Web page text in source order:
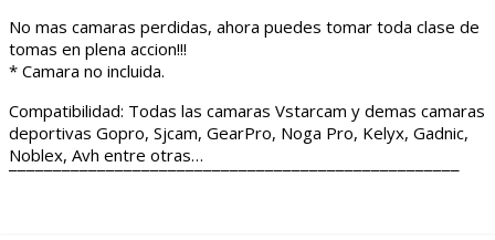
No mas camaras perdidas, ahora puedes tomar toda clase de
tomas en plena accion!!!
* Camara no incluida.
Compatibilidad: Todas las camaras Vstarcam y demas camaras
deportivas Gopro, Sjcam, GearPro, Noga Pro, Kelyx, Gadnic,
Noblex, Avh entre otras…
¯¯¯¯¯¯¯¯¯¯¯¯¯¯¯¯¯¯¯¯¯¯¯¯¯¯¯¯¯¯¯¯¯¯¯¯¯¯¯¯¯¯¯¯¯¯¯¯¯¯¯